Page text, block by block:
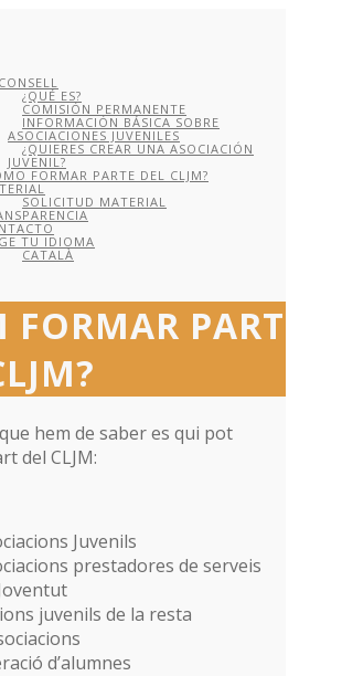
¿QUÉ ES?
COMISIÓN PERMANENTE
INFORMACIÓN BÁSICA SOBRE
ASOCIACIONES JUVENILES
¿QUIERES CREAR UNA ASOCIACIÓN
JUVENIL?
FORMAR PARTE DEL CLJM?
SOLICITUD MATERIAL
TU IDIOMA
CATALÀ
FORMAR PART
hem de saber es qui pot
del CLJM:
Juvenils
prestadores de serveis
juvenils de la resta
d’alumnes